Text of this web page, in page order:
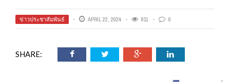
ข่าวประชาสัมพันธ์ APRIL 22, 2024 811 0
SHARE: